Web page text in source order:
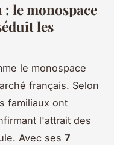
: le monospace
les
le monospace
français. Selon
familiaux ont
l'attrait des
Avec ses 7